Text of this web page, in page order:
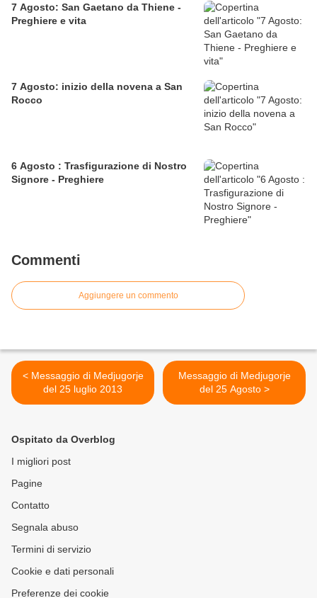
7 Agosto: San Gaetano da Thiene -
Preghiere e vita
7 Agosto: inizio della novena a San
Rocco
6 Agosto : Trasfigurazione di Nostro
Signore - Preghiere
Commenti
Aggiungere un commento
< Messaggio di Medjugorje
del 25 luglio 2013
Messaggio di Medjugorje
del 25 Agosto >
Ospitato da Overblog
I migliori post
Pagine
Contatto
Segnala abuso
Termini di servizio
Cookie e dati personali
Preferenze dei cookie